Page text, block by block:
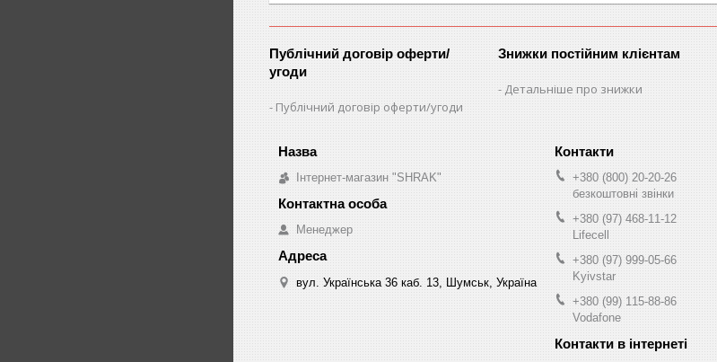
Публічний договір оферти/
угоди
Публічний договір оферти/угоди
Знижки постійним клієнтам
Детальніше про знижки
Інтернет-магазин "SHRAK"
Менеджер
вул. Українська 36 каб. 13, Шумськ, Україна
+380 (800) 20-20-26
безкоштовні звінки
+380 (97) 468-11-12
Lifecell
+380 (97) 999-05-66
Kyivstar
+380 (99) 115-88-86
Vodafone